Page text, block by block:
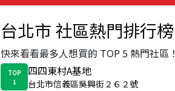
台北市 社區熱門排行榜
快來看看最多人想買的 TOP 5 熱門社區！
TOP
1
四四東村A基地
台北市信義區吳興街２６２號